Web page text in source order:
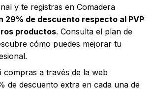
y te registras en Comadera
29% de descuento respecto al PVP
productos. Consulta el plan de
cómo puedes mejorar tu
compras a través de la web
de descuento extra en cada una de